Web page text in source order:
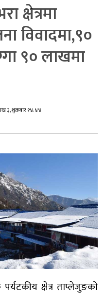
क्षेत्रमा
विवादमा,९०
९० लाखमा
३, शुक्रबार १४:४४
क्षेत्र ताप्लेजुङको